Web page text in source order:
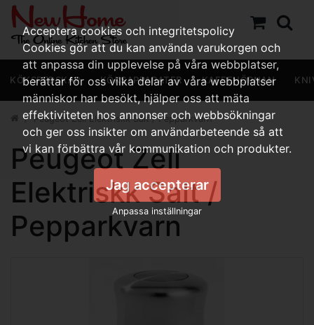
KÖKSREDSKAP KÖKSAPPARATER KAFFEHÖRNAN
Peugeot Zeli Elektriskk Salt / Pepparkvarn
Peugeot Zeli
Elektriskk Salt /
Pepparkvarn
Acceptera cookies och integritetspolicy
Cookies gör att du kan använda varukorgen och
att anpassa din upplevelse på våra webbplatser,
berättar för oss vilka delar av våra webbplatser
människor har besökt, hjälper oss att mäta
effektiviteten hos annonser och webbsökningar
och ger oss insikter om användarbeteende så att
vi kan förbättra vår kommunikation och produkter.
Jag accepterar
Anpassa inställningar